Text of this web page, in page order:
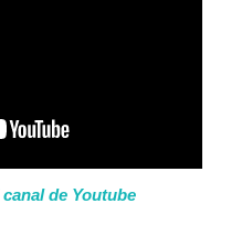
de Youtube